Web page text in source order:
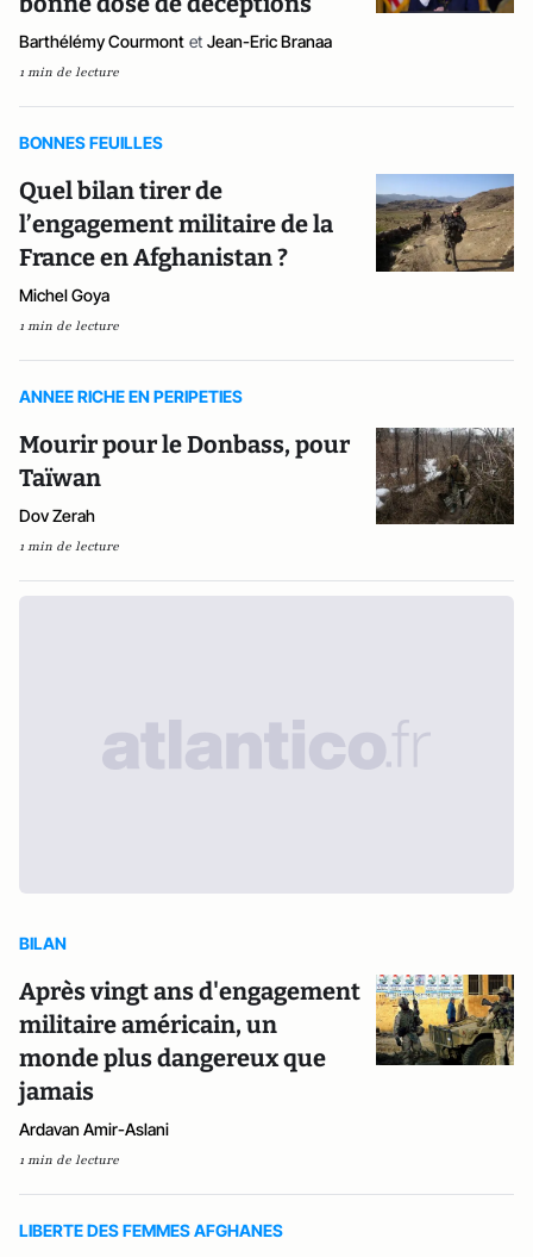
Barthélémy Courmont et Jean-Eric Branaa
1 min de lecture
BONNES FEUILLES
Quel bilan tirer de
l’engagement militaire de la
France en Afghanistan ?
Michel Goya
1 min de lecture
ANNEE RICHE EN PERIPETIES
Mourir pour le Donbass, pour
Taïwan
Dov Zerah
1 min de lecture
BILAN
Après vingt ans d'engagement
militaire américain, un
monde plus dangereux que
jamais
Ardavan Amir-Aslani
1 min de lecture
LIBERTE DES FEMMES AFGHANES